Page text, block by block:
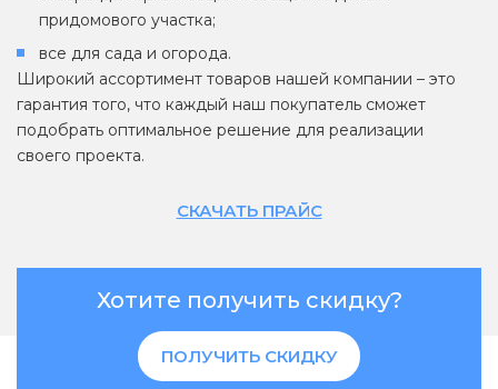
придомового участка;
все для сада и огорода.
Широкий ассортимент товаров нашей компании – это
гарантия того, что каждый наш покупатель сможет
подобрать оптимальное решение для реализации
своего проекта.
СКАЧАТЬ ПРАЙС
Хотите получить скидку?
ПОЛУЧИТЬ СКИДКУ